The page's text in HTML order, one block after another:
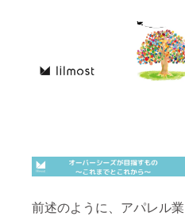
前述のように、アパレル業